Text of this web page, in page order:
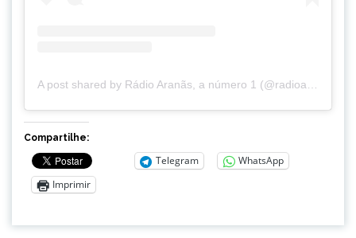
Compartilhe:
Telegram
WhatsApp
Imprimir